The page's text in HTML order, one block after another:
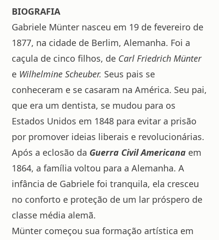
BIOGRAFIA
Gabriele Münter nasceu em 19 de fevereiro de
1877, na cidade de Berlim, Alemanha. Foi a
caçula de cinco filhos, de Carl Friedrich Münter
e Wilhelmine Scheuber. Seus pais se
conheceram e se casaram na América. Seu pai,
que era um dentista, se mudou para os
Estados Unidos em 1848 para evitar a prisão
por promover ideias liberais e revolucionárias.
Após a eclosão da Guerra Civil Americana em
1864, a família voltou para a Alemanha. A
infância de Gabriele foi tranquila, ela cresceu
no conforto e proteção de um lar próspero de
classe média alemã.
Münter começou sua formação artística em